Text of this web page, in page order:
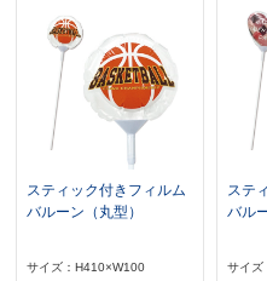
スティック付きフィルム
バルーン（丸型）
サイズ：H410×W100
ステ
バル
サイズ